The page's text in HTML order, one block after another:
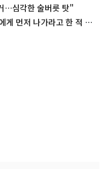
…심각한 술버릇 탓"
게 먼저 나가라고 한 적 없